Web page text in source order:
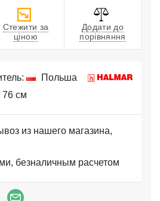
Стежити за
ціною
Додати до
порівняння
Польша
см
из нашего магазина,
безналичным расчетом